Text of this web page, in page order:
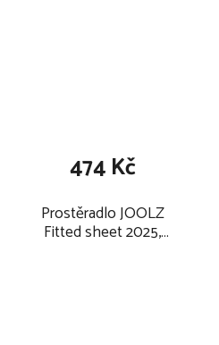
Prostěradlo JOOLZ
Fitted sheet 2025,
474 Kč